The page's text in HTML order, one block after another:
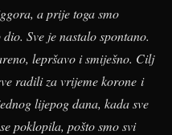
a prije toga smo
Sve je nastalo spontano.
lepršavo i smiješno. Cilj
radili za vrijeme korone i
lijepog dana, kada sve
poklopila, pošto smo svi